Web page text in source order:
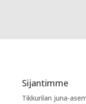
Sijantimme
Tikkurilan juna-